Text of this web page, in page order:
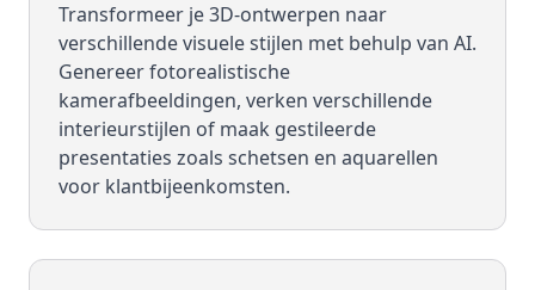
Transformeer je 3D-ontwerpen naar
verschillende visuele stijlen met behulp van AI.
Genereer fotorealistische
kamerafbeeldingen, verken verschillende
interieurstijlen of maak gestileerde
presentaties zoals schetsen en aquarellen
voor klantbijeenkomsten.